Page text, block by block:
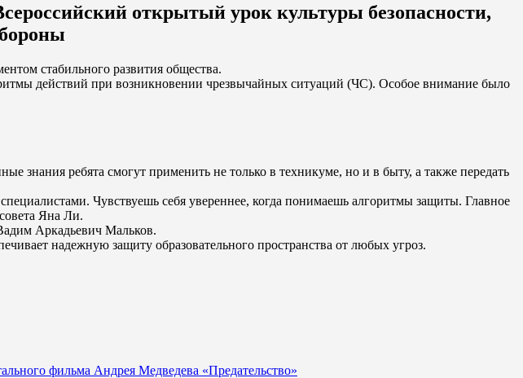
открытый урок культуры безопасности,
стабильного развития общества.
действий при возникновении чрезвычайных ситуаций (ЧС). Особое внимание было
знания ребята смогут применить не только в техникуме, но и в быту, а также передать
Чувствуешь себя увереннее, когда понимаешь алгоритмы защиты. Главное
Яна Ли.
Аркадьевич Мальков.
надежную защиту образовательного пространства от любых угроз.
фильма Андрея Медведева «Предательство»